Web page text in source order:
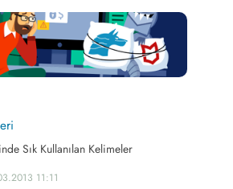
Sık Kullanılan Kelimeler
11:11